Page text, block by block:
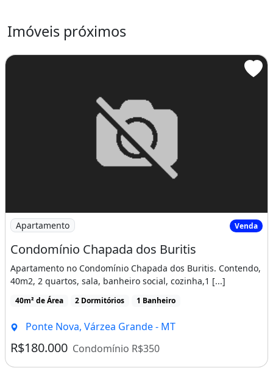
Imóveis próximos
Imagem: Condomínio Chapada dos Buritis
Apartamento Venda
Condomínio Chapada dos Buritis
Apartamento no Condomínio Chapada dos Buritis. Contendo,
40m2, 2 quartos, sala, banheiro social, cozinha,1 [...]
40m² de Área 2 Dormitórios 1 Banheiro
Ponte Nova, Várzea Grande - MT
R$180.000 Condomínio R$350